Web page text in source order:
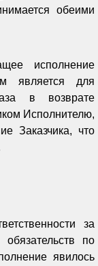
обеими
исполнение
является для
в возврате
Исполнителю,
Заказчика, что
за
по
явилось